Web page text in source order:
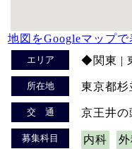
地図をGoogleマップで
エリア ◆関東 |
所在地 東京都杉
交 通 京王井の
募集科目 内科